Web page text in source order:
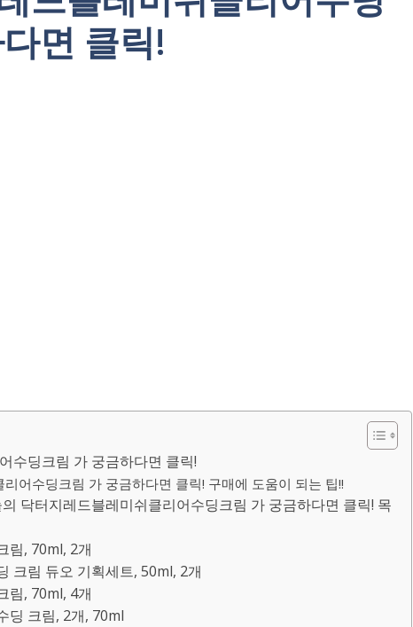
면 클릭!
수딩크림 가 궁금하다면 클릭!
어수딩크림 가 궁금하다면 클릭! 구매에 도움이 되는 팁!!
닥터지레드블레미쉬클리어수딩크림 가 궁금하다면 클릭! 목
림, 70ml, 2개
크림 듀오 기획세트, 50ml, 2개
림, 70ml, 4개
딩 크림, 2개, 70ml